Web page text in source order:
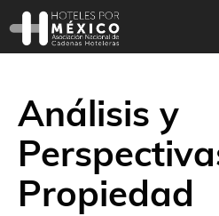
Análisis y
Propiedad